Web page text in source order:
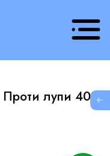
Проти лупи 400